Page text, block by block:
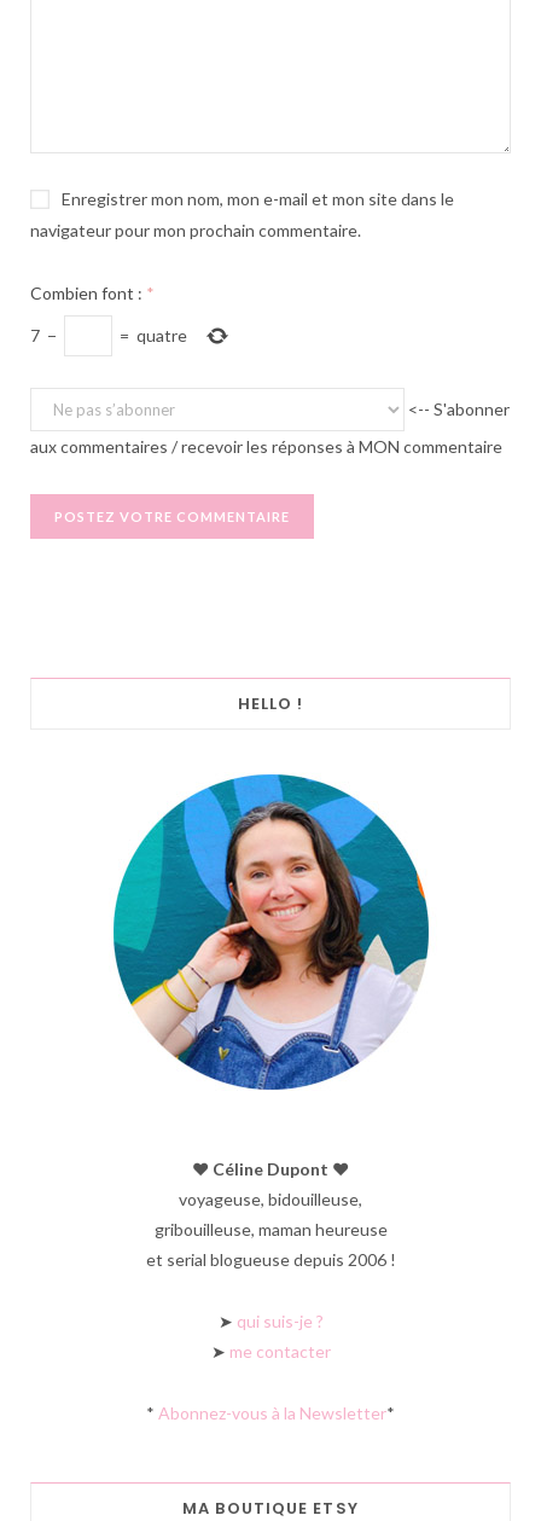
Enregistrer mon nom, mon e-mail et mon site dans le
navigateur pour mon prochain commentaire.
Combien font : *
7 − = quatre
<-- S'abonner
aux commentaires / recevoir les réponses à MON commentaire
HELLO !
♥︎ Céline Dupont ♥︎
voyageuse, bidouilleuse,
gribouilleuse, maman heureuse
et serial blogueuse depuis 2006 !
➤ qui suis-je ?
➤ me contacter
* Abonnez-vous à la Newsletter*
MA BOUTIQUE ETSY